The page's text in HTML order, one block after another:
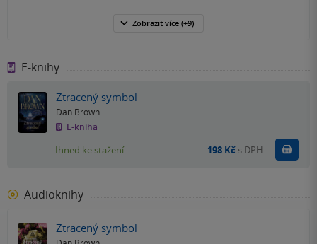
Zobrazit více (+9)
E-knihy
Ztracený symbol
Dan Brown
E-kniha
Ihned ke stažení 198 Kč s DPH Koupit
Audioknihy
Ztracený symbol